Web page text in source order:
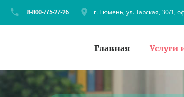
г. Тюмень, ул. Тарская, 30/1,
Главная Услуги